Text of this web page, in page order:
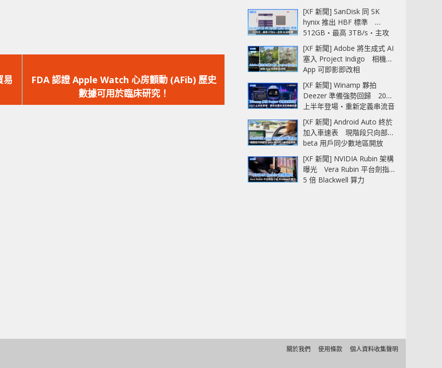
易
一
篇
文
FDA 認證 Apple Watch 心房顫動 (AFib) 歷史
數據可用於臨床研究！
[XF 新聞] SanDisk 同 SK
hynix 推出 HBF 標準
512GB‧最高 3TB/s‧主攻
AI 記憶體
[XF 新聞] Adobe 將生成式 AI
塞入 Project Indigo 相機
App 可即影即改相
[XF 新聞] Winamp 夥拍
Deezer 準備強勢回歸 2027
上半年登場‧重新定義串流音
樂播放器
[XF 新聞] Android Auto 終於
加入車速表 現階段只向部分
beta 用戶同少數地區開放
[XF 新聞] NVIDIA Rubin 架構
曝光 Vera Rubin 平台劍指
5 倍 Blackwell 算力
關於我們 使用條款 個人資料收集聲明